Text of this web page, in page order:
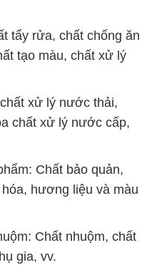
xử lý nước thải,
chất xử lý nước cấp,
Chất bảo quản,
hương liệu và màu
Chất nhuộm, chất
gia, vv.
Chất chống biến đổi
màng.